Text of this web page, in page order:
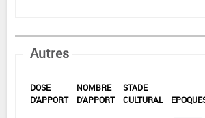
Autres
DOSE
D'APPORT
NOMBRE
D'APPORT
STADE
CULTURAL